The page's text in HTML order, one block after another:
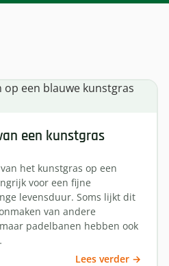
een kunstgras
het kunstgras op een
voor een fijne
levensduur. Soms lijkt dit
van andere
padelbanen hebben ook
Lees verder →